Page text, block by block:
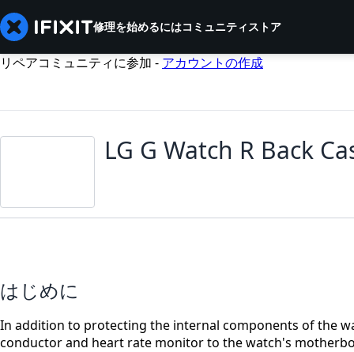
修理を始めるにはコミュニティストア
リペアコミュニティに参加 - アカウントの作成
LG G Watch R Back
はじめに
In addition to protecting the internal components of the
conductor and heart rate monitor to the watch's